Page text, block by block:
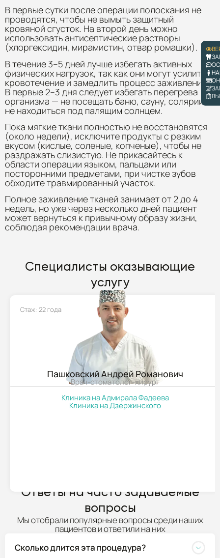
В первые сутки после операции полоскания не
проводятся, чтобы не вымыть защитный
кровяной сгусток. На второй день можно
использовать антисептические растворы
(хлоргексидин, мирамистин, отвар ромашки).
В течение 3–5 дней лучше избегать активных
физических нагрузок, так как они могут усилить
кровотечение и замедлить процесс заживления.
В первые 2–3 дня следует избегать перегрева
организма — не посещать баню, сауну, солярий,
не находиться под палящим солнцем.
Пока мягкие ткани полностью не восстановятся
(около недели), исключите продукты с резким
вкусом (кислые, соленые, копченые), чтобы не
раздражать слизистую. Не прикасайтесь к
области операции языком, пальцами или
посторонними предметами, при чистке зубов
обходите травмированный участок.
Полное заживление тканей занимает от 2 до 4
недель, но уже через несколько дней пациент
может вернуться к привычному образу жизни,
соблюдая рекомендации врача.
Специалисты оказывающие
услугу
Стаж: 22 года
Пашковский Андрей Романович
Врач-стоматолог-хирург
Клиника на Адмирала Фадеева
Клиника на Дзержинского
Ответы на часто задаваемые
вопросы
Мы отобрали популярные вопросы среди наших
пациентов и ответили на них
Сколько длится эта процедура?